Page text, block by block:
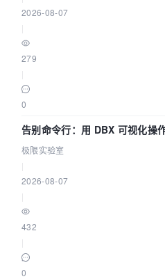
2026-08-07
279
0
告别命令行：用 DBX 可视化
极限实验室
2026-08-07
432
0